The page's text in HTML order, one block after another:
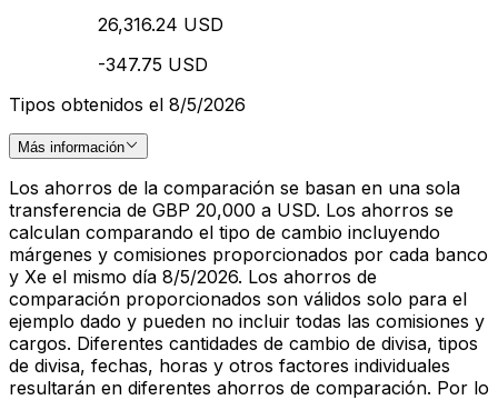
26,316.24 USD
-347.75 USD
Tipos obtenidos el 8/5/2026
Más información
Los ahorros de la comparación se basan en una sola
transferencia de GBP 20,000 a USD. Los ahorros se
calculan comparando el tipo de cambio incluyendo
márgenes y comisiones proporcionados por cada banco
y Xe el mismo día 8/5/2026. Los ahorros de
comparación proporcionados son válidos solo para el
ejemplo dado y pueden no incluir todas las comisiones y
cargos. Diferentes cantidades de cambio de divisa, tipos
de divisa, fechas, horas y otros factores individuales
resultarán en diferentes ahorros de comparación. Por lo